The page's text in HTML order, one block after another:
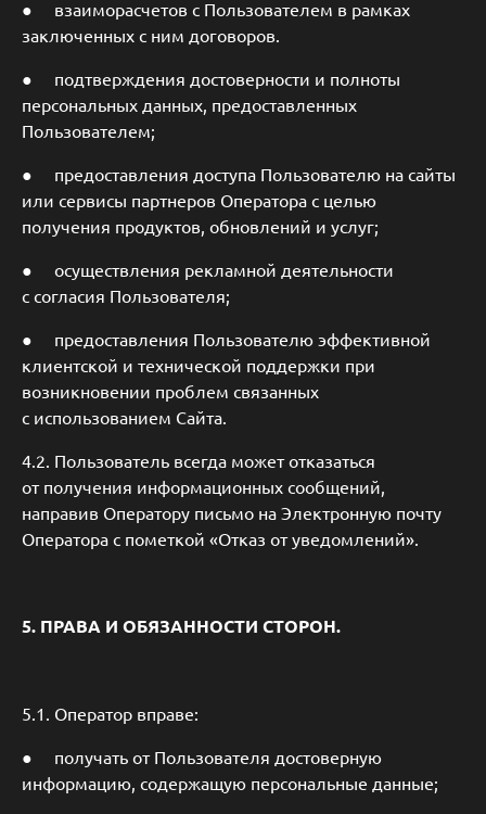
● взаиморасчетов с Пользователем в рамках
заключенных с ним договоров.
● подтверждения достоверности и полноты
персональных данных, предоставленных
Пользователем;
● предоставления доступа Пользователю на сайты
или сервисы партнеров Оператора с целью
получения продуктов, обновлений и услуг;
● осуществления рекламной деятельности
с согласия Пользователя;
● предоставления Пользователю эффективной
клиентской и технической поддержки при
возникновении проблем связанных
с использованием Сайта.
4.2. Пользователь всегда может отказаться
от получения информационных сообщений,
направив Оператору письмо на Электронную почту
Оператора с пометкой «Отказ от уведомлений».
5. ПРАВА И ОБЯЗАННОСТИ СТОРОН.
5.1. Оператор вправе:
● получать от Пользователя достоверную
информацию, содержащую персональные данные;